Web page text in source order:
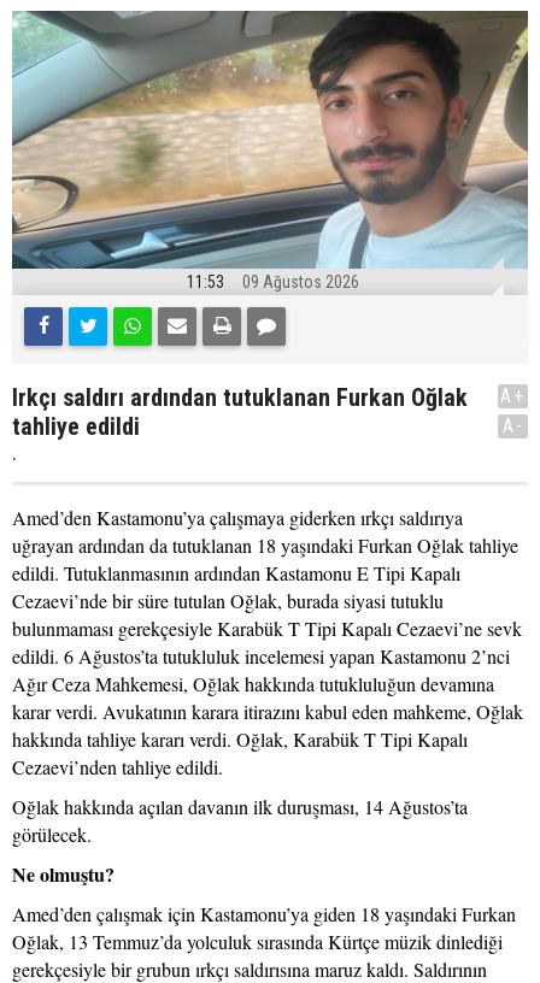
11:53 09 Ağustos 2026
Irkçı saldırı ardından tutuklanan Furkan Oğlak
tahliye edildi
.
A+
A-
Amed’den Kastamonu’ya çalışmaya giderken ırkçı saldırıya
uğrayan ardından da tutuklanan 18 yaşındaki Furkan Oğlak tahliye
edildi. Tutuklanmasının ardından Kastamonu E Tipi Kapalı
Cezaevi’nde bir süre tutulan Oğlak, burada siyasi tutuklu
bulunmaması gerekçesiyle Karabük T Tipi Kapalı Cezaevi’ne sevk
edildi. 6 Ağustos’ta tutukluluk incelemesi yapan Kastamonu 2’nci
Ağır Ceza Mahkemesi, Oğlak hakkında tutukluluğun devamına
karar verdi. Avukatının karara itirazını kabul eden mahkeme, Oğlak
hakkında tahliye kararı verdi. Oğlak, Karabük T Tipi Kapalı
Cezaevi’nden tahliye edildi.
Oğlak hakkında açılan davanın ilk duruşması, 14 Ağustos’ta
görülecek.
Ne olmuştu?
Amed’den çalışmak için Kastamonu’ya giden 18 yaşındaki Furkan
Oğlak, 13 Temmuz’da yolculuk sırasında Kürtçe müzik dinlediği
gerekçesiyle bir grubun ırkçı saldırısına maruz kaldı. Saldırının